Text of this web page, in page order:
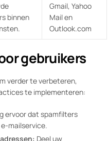
binnen
Gmail, Yahoo
Mail en
Outlook.com
gebruikers
verder te verbeteren,
te implementeren:
ervoor dat spamfilters
mailservice.
Deel uw